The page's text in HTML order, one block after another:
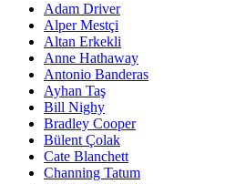
Adam Driver
Alper Mestçi
Altan Erkekli
Anne Hathaway
Antonio Banderas
Ayhan Taş
Bill Nighy
Bradley Cooper
Bülent Çolak
Cate Blanchett
Channing Tatum